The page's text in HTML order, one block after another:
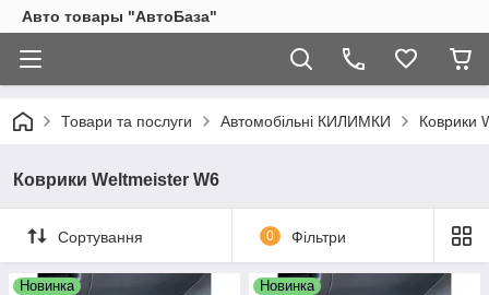
Авто товары "АвтоБаза"
Товари та послуги Автомобільні КИЛИМКИ Коврики
Коврики Weltmeister W6
Сортування 0 Фільтри
Новинка Новинка